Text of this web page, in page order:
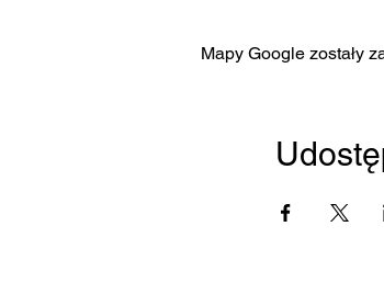
Mapy Google zostały